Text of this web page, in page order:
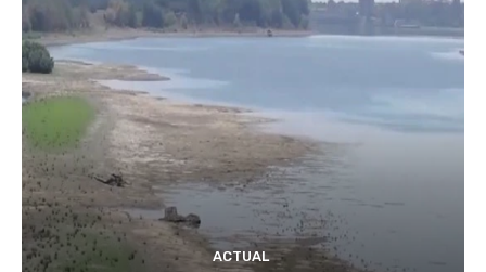
ACTUAL